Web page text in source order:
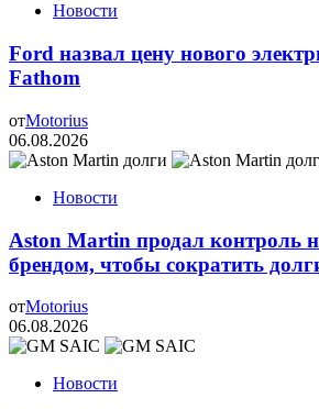
Новости
Ford назвал цену нового
Fathom
отMotorius
06.08.2026
Новости
Aston Martin продал контроль
брендом, чтобы сократить
отMotorius
06.08.2026
Новости